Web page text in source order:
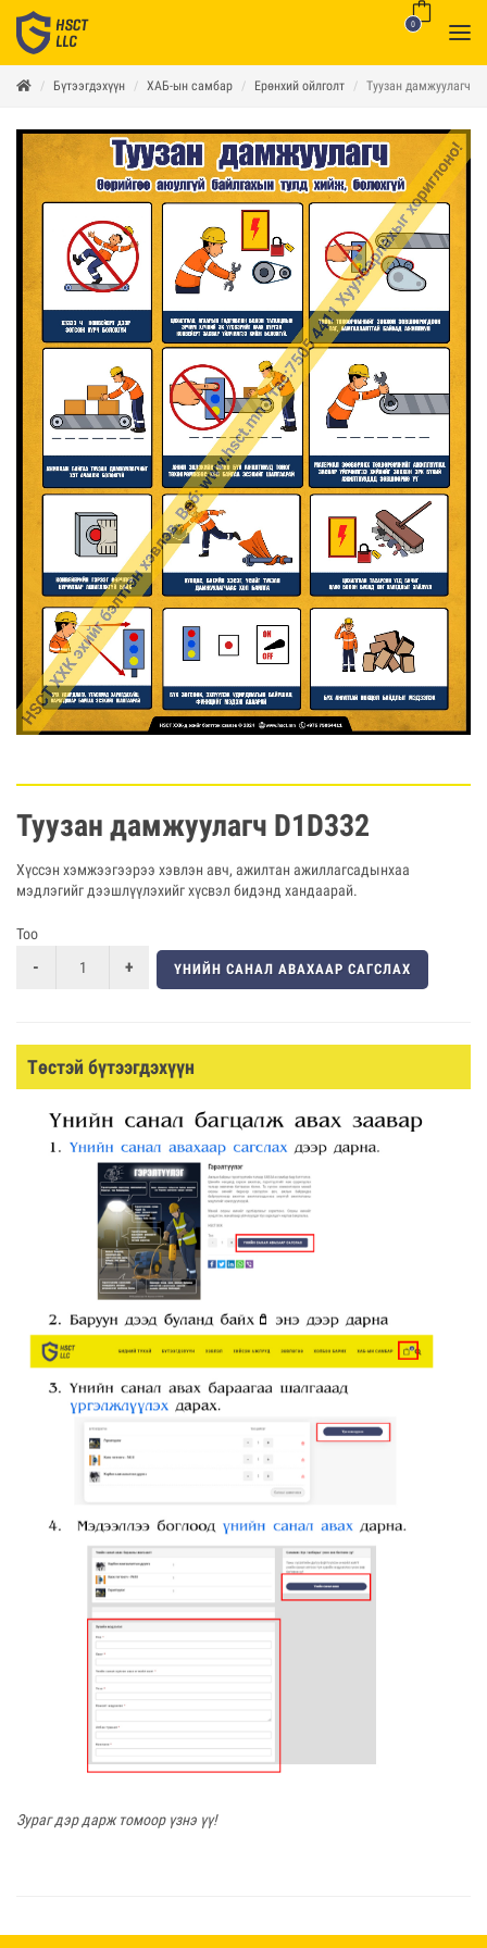
0
Бүтээгдэхүүн ХАБ-ын самбар Ерөнхий ойлголт Туузан дамжуулагч
Туузан дамжуулагч D1D332
Хүссэн хэмжээгээрээ хэвлэн авч, ажилтан ажиллагсадынхаа
мэдлэгийг дээшлүүлэхийг хүсвэл бидэнд хандаарай.
Тоо
ҮНИЙН САНАЛ АВАХААР САГСЛАХ
Төстэй бүтээгдэхүүн
Зураг дэр дарж томоор үзнэ үү!